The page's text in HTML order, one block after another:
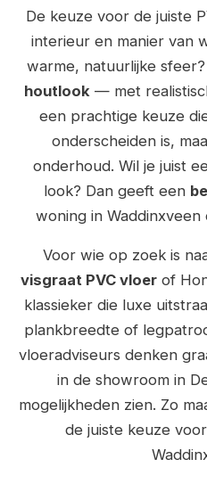
De keuze voor de juiste
interieur en manier van
warme, natuurlijke
houtlook— met
een prachtige keuze
onderscheiden is,
onderhoud. Wil je juist
look? Dan geeft een
woning in
Voor wie op zoek is
visgraat PVC vloer of
klassieker die luxe
plankbreedte of
vloeradviseurs denken
in de showroom in
mogelijkheden zien. Zo
de juiste keuze